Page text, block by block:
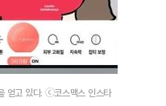
얻고 있다. ⓒ코스맥스 인스타